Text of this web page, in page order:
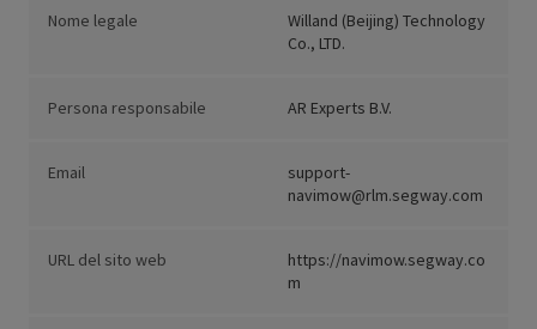
Nome legale
Willand (Beijing) Technology
Co., LTD.
Persona responsabile AR Experts B.V.
Email
support-
navimow@rlm.segway.com
URL del sito web
https://navimow.segway.co
m